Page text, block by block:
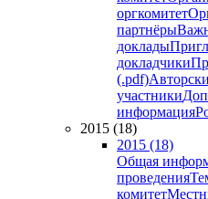
оргкомитет
партнёры
доклады
докладчики
(.pdf)
участники
информация
2015 (18)
2015 (18)
Общая
проведения
комитет